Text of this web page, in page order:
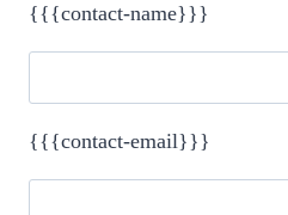
{{{contact-name}}}
{{{contact-email}}}